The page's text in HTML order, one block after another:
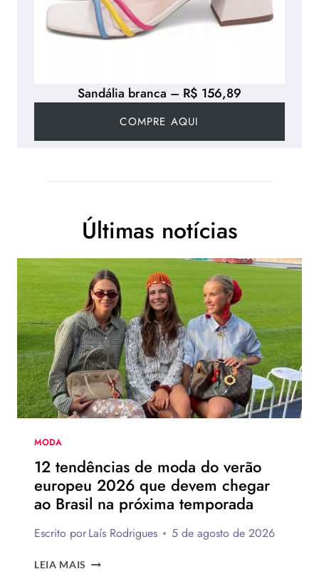
Sandália branca – R$ 156,89
COMPRE AQUI
Últimas notícias
MODA
12 tendências de moda do verão
europeu 2026 que devem chegar
ao Brasil na próxima temporada
Escrito porLaís Rodrigues 5 de agosto de 2026
LEIA MAIS